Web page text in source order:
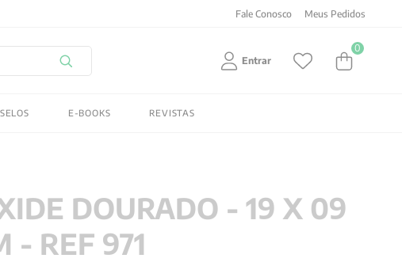
Fale Conosco Meus Pedidos
Entrar
0
SELOS E-BOOKS REVISTAS
DOURADO - 19 X 09
- REF 971